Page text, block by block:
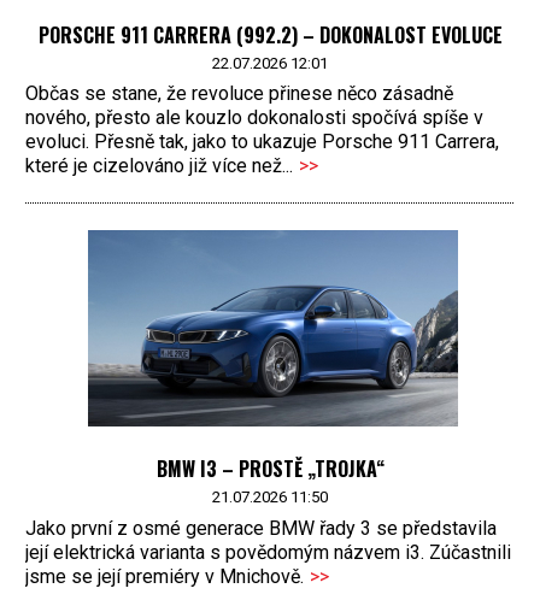
PORSCHE 911 CARRERA (992.2) – DOKONALOST EVOLUCE
22.07.2026 12:01
Občas se stane, že revoluce přinese něco zásadně
nového, přesto ale kouzlo dokonalosti spočívá spíše v
evoluci. Přesně tak, jako to ukazuje Porsche 911 Carrera,
které je cizelováno již více než... >>
BMW I3 – PROSTĚ „TROJKA“
21.07.2026 11:50
Jako první z osmé generace BMW řady 3 se představila
její elektrická varianta s povědomým názvem i3. Zúčastnili
jsme se její premiéry v Mnichově. >>